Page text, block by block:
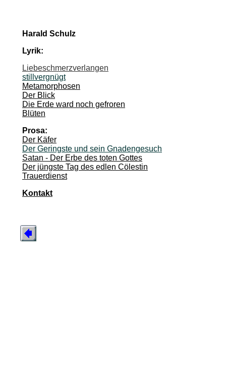
Harald Schulz
Lyrik:
Liebeschmerzverlangen
stillvergnügt
Metamorphosen
Der Blick
Die Erde ward noch gefroren
Blüten
Prosa:
Der Käfer
Der Geringste und sein Gnadengesuch
Satan - Der Erbe des toten Gottes
Der jüngste Tag des edlen Cölestin
Trauerdienst
Kontakt